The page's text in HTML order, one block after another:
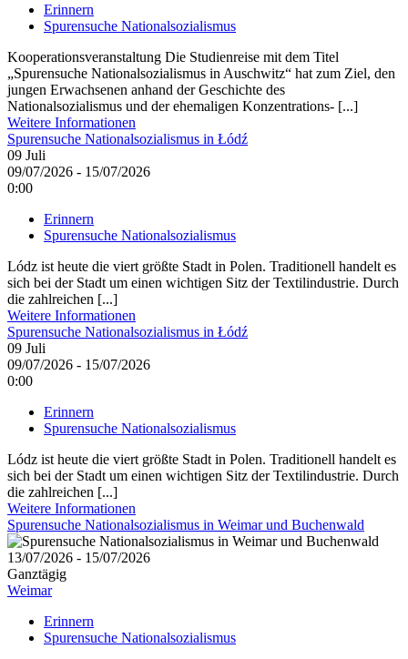
Erinnern
Spurensuche Nationalsozialismus
Kooperationsveranstaltung Die Studienreise mit dem Titel
„Spurensuche Nationalsozialismus in Auschwitz“ hat zum Ziel, den
jungen Erwachsenen anhand der Geschichte des
Nationalsozialismus und der ehemaligen Konzentrations- [...]
Weitere Informationen
Spurensuche Nationalsozialismus in Łódź
09 Juli
09/07/2026 - 15/07/2026
0:00
Erinnern
Spurensuche Nationalsozialismus
Lódz ist heute die viert größte Stadt in Polen. Traditionell handelt es
sich bei der Stadt um einen wichtigen Sitz der Textilindustrie. Durch
die zahlreichen [...]
Weitere Informationen
Spurensuche Nationalsozialismus in Łódź
09 Juli
09/07/2026 - 15/07/2026
0:00
Erinnern
Spurensuche Nationalsozialismus
Lódz ist heute die viert größte Stadt in Polen. Traditionell handelt es
sich bei der Stadt um einen wichtigen Sitz der Textilindustrie. Durch
die zahlreichen [...]
Weitere Informationen
Spurensuche Nationalsozialismus in Weimar und Buchenwald
13/07/2026 - 15/07/2026
Ganztägig
Weimar
Erinnern
Spurensuche Nationalsozialismus